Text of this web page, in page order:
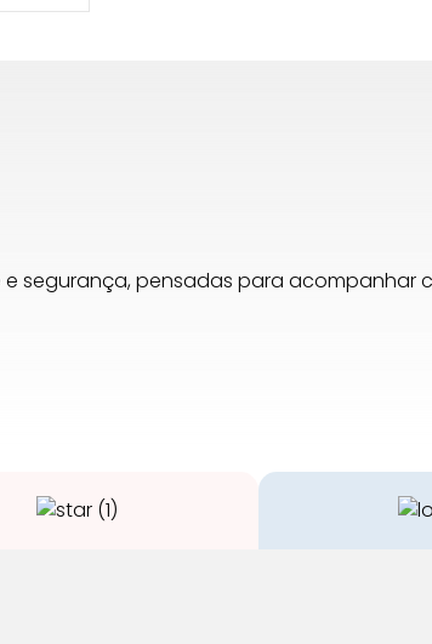
segurança, pensadas para acompanhar